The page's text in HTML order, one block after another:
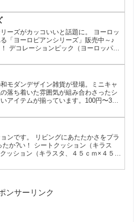
ダイソーで買えるカイロポーチが、と
！今回は、ダイソーのカイロポーチの
ご紹介します。 なぜダイソーのカイロ
安い: 100円という...
ーズがカッコいいと話題に。 ヨーロッ
「ヨーロピアンシリーズ」販売中～♪
デコレーションピック（ヨーロッパ）
正方形 ヨーロッパ） ダイカットボー
） メニューボード（ヨーロッパ） ウ
パ） 各種100円(税抜) この投稿を
３ヵ国...
モダンデザイン雑貨が登場。ミニキャ
落ち着いた雰囲気が組み合わさったシ
アイテムが揃っています。100円〜300
アイテムがある？ラインナップ一覧
とコレクションアイテムの両方が揃っ
ハンカチタオル 和モダン柄
キーホルダー 和モダン...
ンです。 リビングにあたたかさをプラ
か?い！ シートクッション（キラス
ッション（キラスタ、４５ｃｍ×４５ｃ
、２６ｃｍ） 各種300円（税抜） #ダ
ンサーリンク